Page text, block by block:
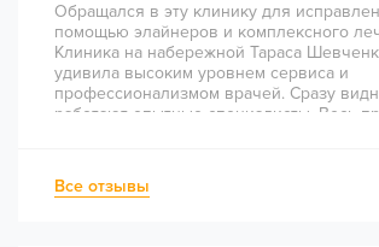
Обращался в эту клинику для
помощью элайнеров и комплексного
Клиника на набережной Тараса
удивила высоким уровнем сервиса и
профессионализмом врачей. Сразу
работают опытные специалисты. Весь
непростое перелечивание каналов
комфортно и безболезненно.
Все отзывы